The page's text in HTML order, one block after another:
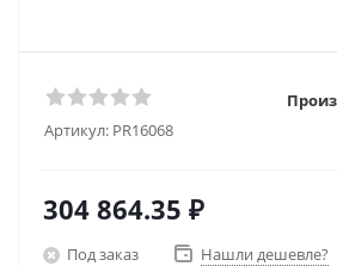
Артикул: PR16068
304 864.35 ₽
Под заказ Нашли дешевле?